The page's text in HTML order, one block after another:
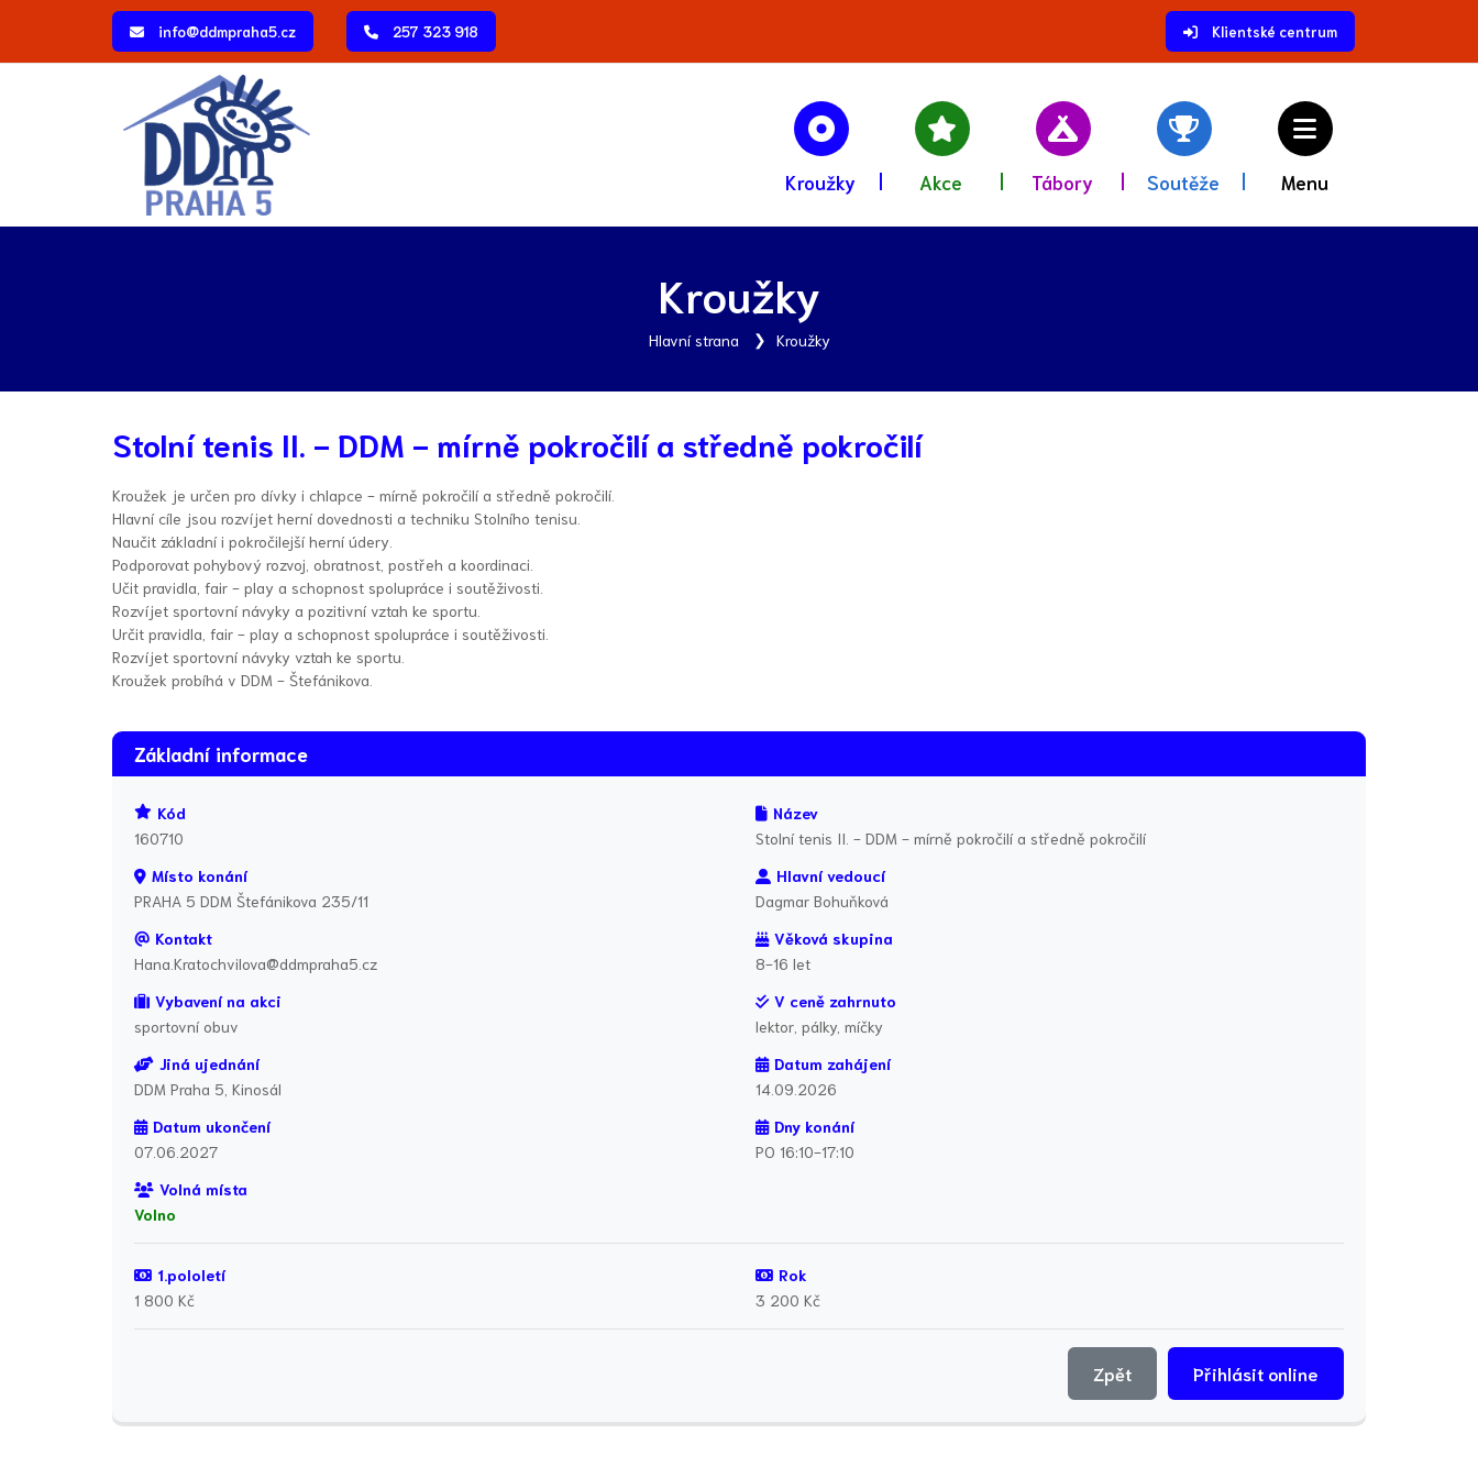
info@ddmpraha5.cz 257 323 918 Klientské centrum
Kroužky Akce Tábory Soutěže Menu
Kroužky
Hlavní strana Kroužky
Stolní tenis II. - DDM - mírně pokročilí a středně pokročilí
Kroužek je určen pro dívky i chlapce - mírně pokročilí a středně pokročilí.
Hlavní cíle jsou rozvíjet herní dovednosti a techniku Stolního tenisu.
Naučit základní i pokročilejší herní údery.
Podporovat pohybový rozvoj, obratnost, postřeh a koordinaci.
Učit pravidla, fair - play a schopnost spolupráce i soutěživosti.
Rozvíjet sportovní návyky a pozitivní vztah ke sportu.
Určit pravidla, fair - play a schopnost spolupráce i soutěživosti.
Rozvíjet sportovní návyky vztah ke sportu.
Kroužek probíhá v DDM - Štefánikova.
Základní informace
Kód
160710
Název
Stolní tenis II. - DDM - mírně pokročilí a středně pokročilí
Místo konání
PRAHA 5 DDM Štefánikova 235/11
Hlavní vedoucí
Dagmar Bohuňková
Kontakt
Hana.Kratochvilova@ddmpraha5.cz
Věková skupina
8-16 let
Vybavení na akci
sportovní obuv
V ceně zahrnuto
lektor, pálky, míčky
Jiná ujednání
DDM Praha 5, Kinosál
Datum zahájení
14.09.2026
Datum ukončení
07.06.2027
Dny konání
PO 16:10-17:10
Volná místa
Volno
1.pololetí
1 800 Kč
Rok
3 200 Kč
Přihlásit online
Zpět